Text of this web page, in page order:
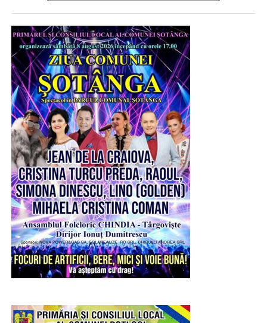
la fosta exploatare minieră, această zonă de odihnă și
promenadă, amenajată cu alei, bănci, spații de joacă
pentru copii, teren de sport și foișoare. Și, ca într-un târg
unde diversitatea este regină, pentru a fi toată lumea
mulțumită, și la Șotânga erau întinse, de-a lungul aleilor
de la intrare în parc, tarabe cu tot soiul de produse
tradiționale, dulciuri, jucării etc. Se vindeau bere și
limonadă, iar micii erau la loc de cinste, nelipsiți la astfel
de sărbători.
Peştera Ialomiţei este situată în localitatea Moroeni,
judetul Dâmboviţa, pe versantul drept al Cheilor Ialomiţei,
la o altitudine de 1.660 m, scobită în calcarele jurasice ale
Muntelui Bătrâna. Numele acesteia vine de la râul
Ialomiţa, care izvorăşte la 10 km distanţă din circul glaciar
numit Obârşia Ialomiţei, situată sub Vârful Găvanele
(2.479 m), aflat la 600 m de Vârful Omu şi la o distanţă
Încărcătura deosebită a acestor locuri i-a atras de-a lungul